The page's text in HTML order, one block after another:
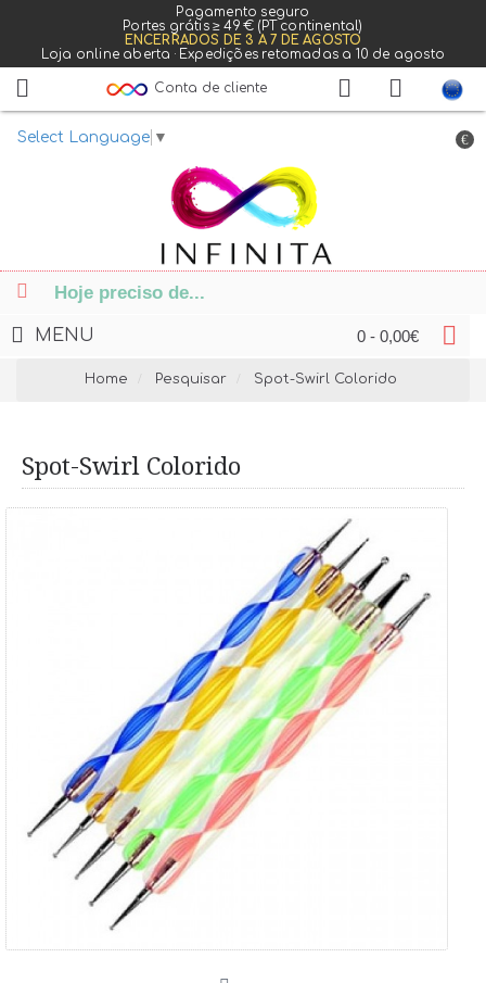
Pagamento seguro
Portes grátis ≥ 49 € (PT continental)
ENCERRADOS DE 3 A 7 DE AGOSTO
Loja online aberta · Expedições retomadas a 10 de agosto
Select Language ▼
Conta de cliente
€
0 - 0,00€
MENU
Home Pesquisar Spot-Swirl Colorido
Spot-Swirl Colorido